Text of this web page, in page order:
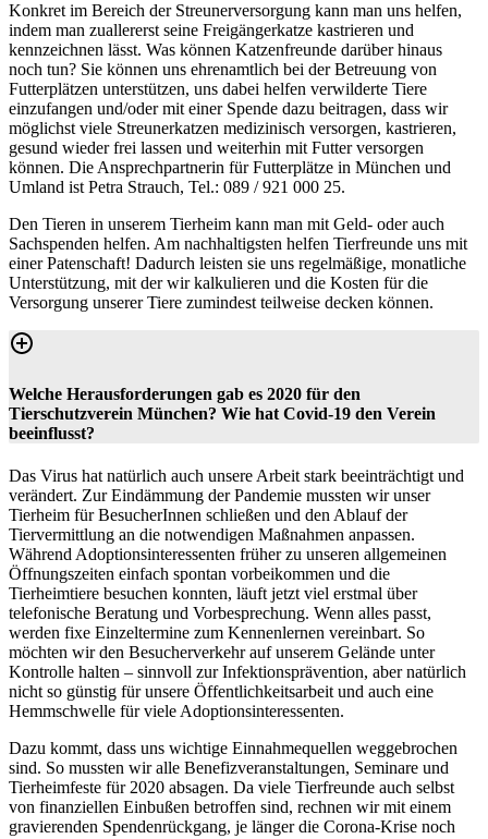
Konkret im Bereich der Streunerversorgung kann man uns helfen,
indem man zuallererst seine Freigängerkatze kastrieren und
kennzeichnen lässt. Was können Katzenfreunde darüber hinaus
noch tun? Sie können uns ehrenamtlich bei der Betreuung von
Futterplätzen unterstützen, uns dabei helfen verwilderte Tiere
einzufangen und/oder mit einer Spende dazu beitragen, dass wir
möglichst viele Streunerkatzen medizinisch versorgen, kastrieren,
gesund wieder frei lassen und weiterhin mit Futter versorgen
können. Die Ansprechpartnerin für Futterplätze in München und
Umland ist Petra Strauch, Tel.: 089 / 921 000 25.
Den Tieren in unserem Tierheim kann man mit Geld- oder auch
Sachspenden helfen. Am nachhaltigsten helfen Tierfreunde uns mit
einer Patenschaft! Dadurch leisten sie uns regelmäßige, monatliche
Unterstützung, mit der wir kalkulieren und die Kosten für die
Versorgung unserer Tiere zumindest teilweise decken können.
Welche Herausforderungen gab es 2020 für den
Tierschutzverein München? Wie hat Covid-19 den Verein
beeinflusst?
Das Virus hat natürlich auch unsere Arbeit stark beeinträchtigt und
verändert. Zur Eindämmung der Pandemie mussten wir unser
Tierheim für BesucherInnen schließen und den Ablauf der
Tiervermittlung an die notwendigen Maßnahmen anpassen.
Während Adoptionsinteressenten früher zu unseren allgemeinen
Öffnungszeiten einfach spontan vorbeikommen und die
Tierheimtiere besuchen konnten, läuft jetzt viel erstmal über
telefonische Beratung und Vorbesprechung. Wenn alles passt,
werden fixe Einzeltermine zum Kennenlernen vereinbart. So
möchten wir den Besucherverkehr auf unserem Gelände unter
Kontrolle halten – sinnvoll zur Infektionsprävention, aber natürlich
nicht so günstig für unsere Öffentlichkeitsarbeit und auch eine
Hemmschwelle für viele Adoptionsinteressenten.
Dazu kommt, dass uns wichtige Einnahmequellen weggebrochen
sind. So mussten wir alle Benefizveranstaltungen, Seminare und
Tierheimfeste für 2020 absagen. Da viele Tierfreunde auch selbst
von finanziellen Einbußen betroffen sind, rechnen wir mit einem
gravierenden Spendenrückgang, je länger die Corona-Krise noch